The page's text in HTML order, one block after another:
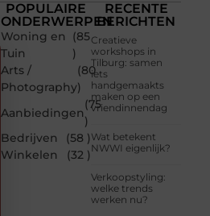
POPULAIRE
ONDERWERPEN
Woning en
Tuin
(85
)
Arts /
Photography
(80
)
Aanbiedingen
(75
)
Bedrijven
(58 )
Winkelen
(32 )
RECENTE
BERICHTEN
Creatieve
workshops in
Tilburg: samen
iets
handgemaakts
maken op een
vriendinnendag
Wat betekent
NWWI eigenlijk?
Verkoopstyling:
welke trends
werken nu?